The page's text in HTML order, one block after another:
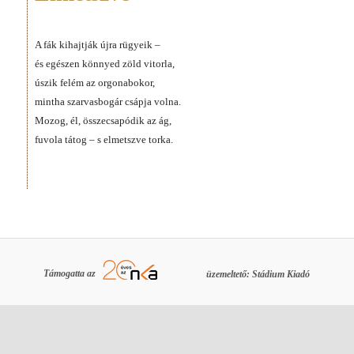
A fák kihajtják újra rügyeik –
és egészen könnyed zöld vitorla,
úszik felém az orgonabokor,
mintha szarvasbogár csápja volna.
Mozog, él, összecsapódik az ág,
fuvola tátog – s elmetszve torka.
Támogatta az üzemeltető: Stádium Kiadó